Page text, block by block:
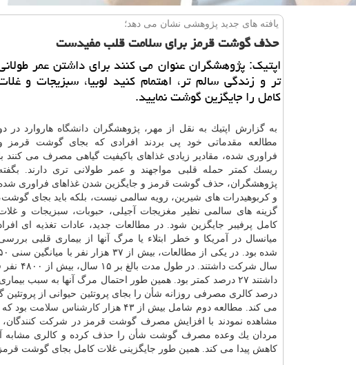
یافته های جدید پژوهشی نشان می دهد؛
حذف گوشت قرمز برای سلامت قلب مفیدست
اپتیك: پژوهشگران عنوان می كنند برای داشتن عمر
تر و زندگی سالم تر، اهتمام كنید لوبیا، سبزیجات و
كامل را جایگزین گوشت نمایید.
به گزارش اپتیك به نقل از مهر، پژوهشگران دانشگاه هاروارد در
مطالعه مقدماتی خود پی بردند افرادی كه بجای گوشت قرمز
فراوری شده، مقادیر زیادی غذاهای باكیفیت گیاهی مصرف می كنند
ریسك كمتر حمله قلبی مواجهند و عمر طولانی تری دارند.
پژوهشگران، حذف گوشت قرمز و جایگزین شدن غذاهای فراوری
و كربوهیدرات های شیرین، رویه سالمی نیست، بلكه باید بجای
گزینه های سالمی نظیر مغزیجات آجیلی، حبوبات، سبزیجات و
كامل پرفیبر جایگزین شود. در مطالعات جدید، عادات تغذیه ای افراد
میانسال در آمریكا و خطر ابتلاء یا مرگ آنها از بیماری قلبی
شده بود. در یكی از مطالعات، بیش از ۳۷
سال
درصد كالری مصرفی روزانه شأن را بجای پروتئین حیوانی از
می كند. مطالعه دوم شامل بیش از ۴۳ هزار
كارشناس سلامت
مشاهده نمودند با افزایش مصرف گوشت قرمز در شركت
كاهش پیدا می كند. همین طور جایگزینی غلات كامل بجای گوشت قرمز، ریسك